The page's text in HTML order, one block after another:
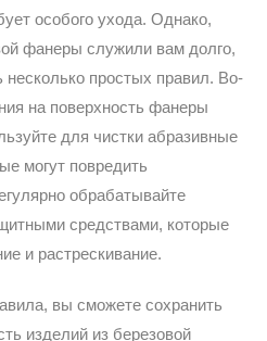
особого ухода. Однако,
фанеры служили вам долго,
простых правил. Во-
на поверхность фанеры
для чистки абразивные
могут повредить
обрабатывайте
средствами, которые
и растрескивание.
вы сможете сохранить
изделий из березовой